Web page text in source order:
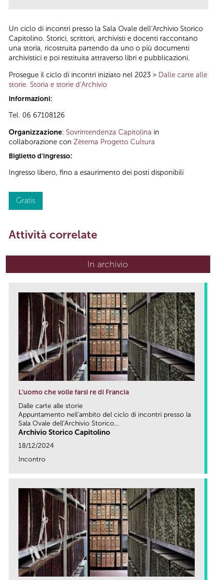
Un ciclo di incontri presso la Sala Ovale dell’Archivio Storico
Capitolino. Storici, scrittori, archivisti e docenti raccontano
una storia, ricostruita partendo da uno o più documenti
archivistici e poi restituita attraverso libri e pubblicazioni.
Prosegue il ciclo di incontri iniziato nel 2023 > Dalle carte alle
storie. Storia e storie d’Archivio
Informazioni:
Tel. 06 67108126
Organizzazione: Sovrintendenza Capitolina in
collaborazione con Zètema Progetto Cultura
Biglietto d'ingresso:
Ingresso libero, fino a esaurimento dei posti disponibili
Gratis
Attività correlate
In archivio
L’uomo che volle farsi re di Francia
Dalle carte alle storie
Appuntamento nell'ambito del ciclo di incontri presso la
Sala Ovale dell’Archivio Storico...
Archivio Storico Capitolino
18/12/2024
Incontro